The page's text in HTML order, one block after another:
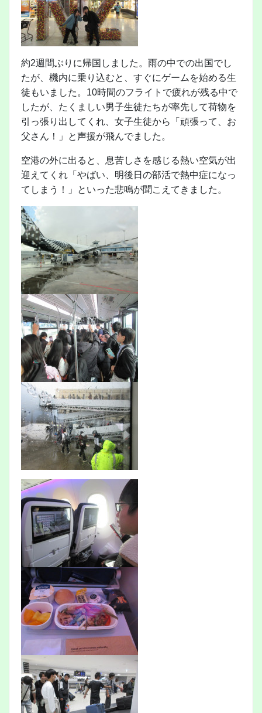
約2週間ぶりに帰国しました。雨の中での出国でし
たが、機内に乗り込むと、すぐにゲームを始める生
徒もいました。10時間のフライトで疲れが残る中で
したが、たくましい男子生徒たちが率先して荷物を
引っ張り出してくれ、女子生徒から「頑張って、お
父さん！」と声援が飛んでました。
空港の外に出ると、息苦しさを感じる熱い空気が出
迎えてくれ「やばい、明後日の部活で熱中症になっ
てしまう！」といった悲鳴が聞こえてきました。